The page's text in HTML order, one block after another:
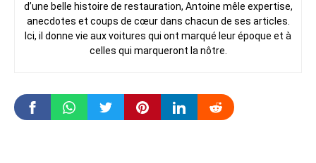
d’une belle histoire de restauration, Antoine mêle expertise,
anecdotes et coups de cœur dans chacun de ses articles.
Ici, il donne vie aux voitures qui ont marqué leur époque et à
celles qui marqueront la nôtre.